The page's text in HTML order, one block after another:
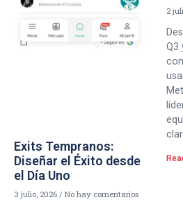
Exits Tempranos:
Diseñar el Éxito desde
el Día Uno
3 julio, 2026 No hay comentarios
2
Q3